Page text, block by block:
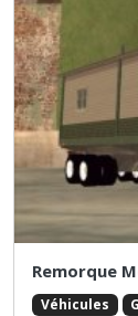
Remorque
Véhicules